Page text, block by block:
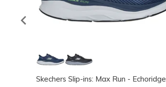
Skechers Slip-ins: Max Run - Echoridge